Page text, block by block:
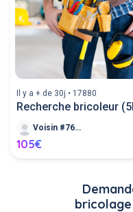
Il y a + de 30j • 17880
Recherche bricoleur
Voisin #76567
105€